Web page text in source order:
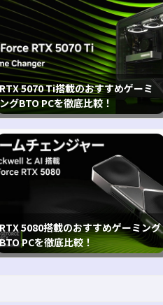
5070 Ti搭載のおすすめゲーミ
グBTO PCを徹底比較！
5080搭載のおすすめゲーミング
PCを徹底比較！